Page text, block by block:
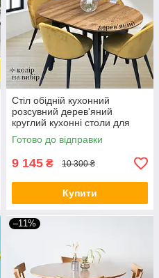
Стіл обідній кухонний
розсувний дерев'яний
круглий кухонні столи для
кухні Женова Д90(130) см
різні кольори
Готово до відправки
9 145 ₴ 10 300 ₴
Купити
–11%